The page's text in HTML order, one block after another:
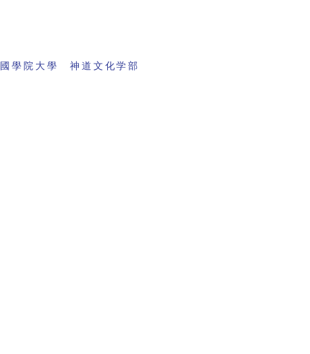
學院大學 神道文化学部